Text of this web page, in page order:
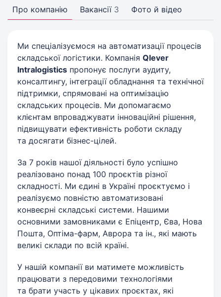
Про компанію Вакансії 3 Фото й відео
Ми спеціалізуємося на автоматизації процесів
складської логістики. Компанія Qlever
Intralogistics пропонує послуги аудиту,
консалтингу, інтеграції обладнання та технічної
підтримки, спрямовані на оптимізацію
складських процесів. Ми допомагаємо
клієнтам впроваджувати інноваційні рішення,
підвищувати ефективність роботи складу
та досягати бізнес-цілей.
За 7 років нашої діяльності було успішно
реалізовано понад 100 проєктів різної
складності. Ми єдині в Україні проєктуємо і
реалізуємо повністю автоматизовані
конвеєрні складські системи. Нашими
основними замовниками є Епіцентр, Єва, Нова
Пошта, Оптіма-фарм, Аврора та ін., які мають
великі склади по всій країні.
У нашій компанії ви матимете можливість
працювати з передовими технологіями
та брати участь у цікавих проєктах, які